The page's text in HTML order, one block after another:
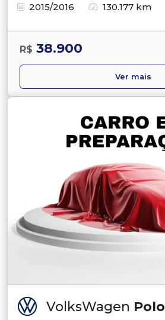
2015/2016
130.177 km
R$ 38.900
Ver mais
VolksWagen Polo